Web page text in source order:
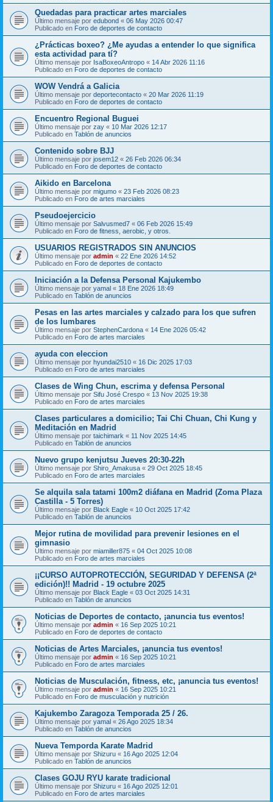
Quedadas para practicar artes marciales
Último mensaje por edubond « 06 May 2026 00:47
Publicado en Foro de deportes de contacto
¿Prácticas boxeo? ¿Me ayudas a entender lo que significa
esta actividad para tí?
Último mensaje por IsaBoxeoAntropo « 14 Abr 2026 11:16
Publicado en Foro de deportes de contacto
WOW Vendrá a Galicia
Último mensaje por deportecontacto « 20 Mar 2026 11:19
Publicado en Foro de deportes de contacto
Encuentro Regional Buguei
Último mensaje por zay « 10 Mar 2026 12:17
Publicado en Tablón de anuncios
Contenido sobre BJJ
Último mensaje por josem12 « 26 Feb 2026 06:34
Publicado en Foro de deportes de contacto
Aikido en Barcelona
Último mensaje por migumo « 23 Feb 2026 08:23
Publicado en Foro de artes marciales
Pseudoejercicio
Último mensaje por Salvusmed7 « 06 Feb 2026 15:49
Publicado en Foro de fitness, aerobic, y otros.
USUARIOS REGISTRADOS SIN ANUNCIOS
Último mensaje por admin « 22 Ene 2026 14:52
Publicado en Foro de deportes de contacto
Iniciación a la Defensa Personal Kajukembo
Último mensaje por yamal « 18 Ene 2026 18:49
Publicado en Tablón de anuncios
Pesas en las artes marciales y calzado para los que sufren
de los lumbares
Último mensaje por StephenCardona « 14 Ene 2026 05:42
Publicado en Foro de artes marciales
ayuda con eleccion
Último mensaje por hyundai2510 « 16 Dic 2025 17:03
Publicado en Foro de artes marciales
Clases de Wing Chun, escrima y defensa Personal
Último mensaje por Sifu José Crespo « 13 Nov 2025 19:38
Publicado en Foro de artes marciales
Clases particulares a domicilio; Tai Chi Chuan, Chi Kung y
Meditación en Madrid
Último mensaje por taichimark « 11 Nov 2025 14:45
Publicado en Tablón de anuncios
Nuevo grupo kenjutsu Jueves 20:30-22h
Último mensaje por Shiro_Amakusa « 29 Oct 2025 18:45
Publicado en Foro de artes marciales
Se alquila sala tatami 100m2 diáfana en Madrid (Zoma Plaza
Castilla - 5 Torres)
Último mensaje por Black Eagle « 10 Oct 2025 17:42
Publicado en Tablón de anuncios
Mejor rutina de movilidad para prevenir lesiones en el
gimnasio
Último mensaje por miamiller875 « 04 Oct 2025 10:08
Publicado en Foro de artes marciales
¡¡CURSO AUTOPROTECCIÓN, SEGURIDAD Y DEFENSA (2ª
edición)!! Madrid - 19 octubre 2025
Último mensaje por Black Eagle « 03 Oct 2025 14:31
Publicado en Tablón de anuncios
Noticias de Deportes de contacto, ¡anuncia tus eventos!
Último mensaje por admin « 16 Sep 2025 10:21
Publicado en Foro de deportes de contacto
Noticias de Artes Marciales, ¡anuncia tus eventos!
Último mensaje por admin « 16 Sep 2025 10:21
Publicado en Foro de artes marciales
Noticias de Musculación, fitness, etc, ¡anuncia tus eventos!
Último mensaje por admin « 16 Sep 2025 10:21
Publicado en Foro de musculación y nutrición
Kajukembo Zaragoza Temporada 25 / 26.
Último mensaje por yamal « 26 Ago 2025 18:34
Publicado en Tablón de anuncios
Nueva Temporda Karate Madrid
Último mensaje por Shizuru « 16 Ago 2025 12:04
Publicado en Tablón de anuncios
Clases GOJU RYU karate tradicional
Último mensaje por Shizuru « 16 Ago 2025 12:01
Publicado en Foro de artes marciales